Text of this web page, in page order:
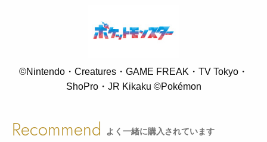
©Nintendo・Creatures・GAME FREAK・TV Tokyo・
ShoPro・JR Kikaku ©Pokémon
Recommend よく一緒に購入されています